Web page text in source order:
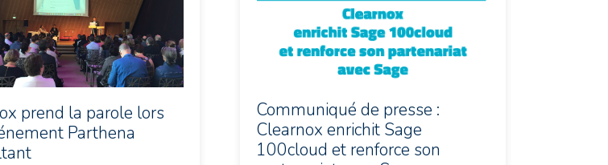
prend la parole lors
Parthena
Communiqué de presse :
Clearnox enrichit Sage
100cloud et renforce son